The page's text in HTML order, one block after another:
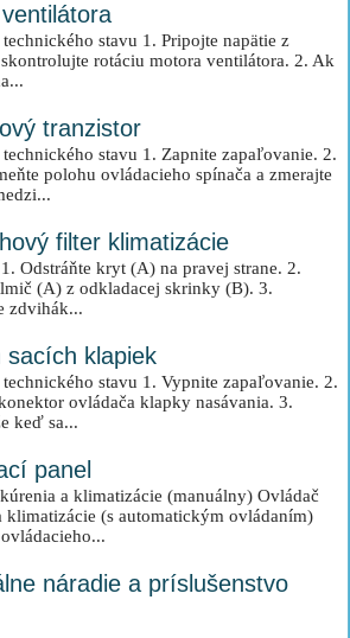
stavu 1. Pripojte napätie z
rotáciu motora ventilátora. 2. Ak
tranzistor
stavu 1. Zapnite zapaľovanie. 2.
polohu ovládacieho spínača a zmerajte
filter klimatizácie
Odstráňte kryt (A) na pravej strane. 2.
(A) z odkladacej skrinky (B). 3.
zdvihák...
sacích klapiek
stavu 1. Vypnite zapaľovanie. 2.
ovládača klapky nasávania. 3.
keď sa...
panel
a klimatizácie (manuálny) Ovládač
klimatizácie (s automatickým ovládaním)
náradie a príslušenstvo